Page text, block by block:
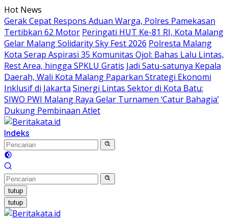
Langsung
ke
konten
Hot News
Gerak Cepat Respons Aduan Warga, Polres Pamekasan
Tertibkan 62 Motor Peringati HUT Ke-81 RI, Kota Malang
Gelar Malang Solidarity Sky Fest 2026 Polresta Malang
Kota Serap Aspirasi 35 Komunitas Ojol: Bahas Lalu Lintas,
Rest Area, hingga SPKLU Gratis Jadi Satu-satunya Kepala
Daerah, Wali Kota Malang Paparkan Strategi Ekonomi
Inklusif di Jakarta Sinergi Lintas Sektor di Kota Batu:
SIWO PWI Malang Raya Gelar Turnamen ‘Catur Bahagia’
Dukung Pembinaan Atlet
Indeks
tutup
tutup